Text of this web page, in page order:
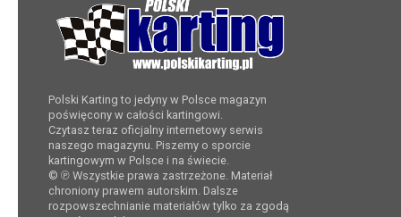
Polski Karting to jedyny w Polsce magazyn
poświęcony w całości kartingowi.
Czytasz teraz oficjalny internetowy serwis
naszego magazynu. Piszemy o sporcie
kartingowym w Polsce i na świecie.
© ℗ Wszystkie prawa zastrzeżone. Materiał
chroniony prawem autorskim. Dalsze
rozpowszechnianie materiałów tylko za zgodą